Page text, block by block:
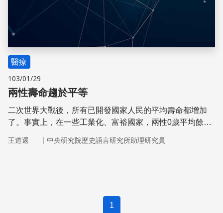
醫療
103/01/29
兩性壽命趨於平等
二次世界大戰後，所有已開發國家人民的平均壽命都增加
了。事實上，在一些工業化、富裕國家，兩性0歲平均餘命
王道還 ｜ 中央研究院歷史語言研究所助理研究員
1